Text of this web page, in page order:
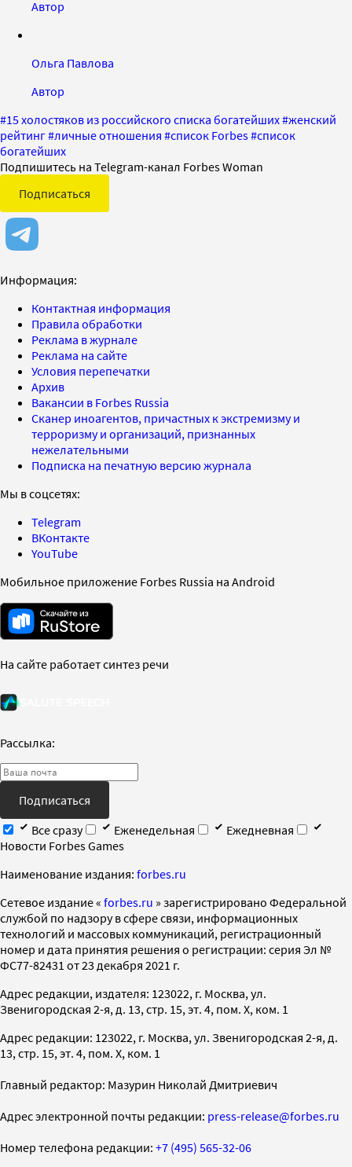
Автор
Ольга Павлова
Автор
#15 холостяков из российского списка богатейших#женский
рейтинг#личные отношения #список Forbes#список
богатейших
Подпишитесь на Telegram-канал Forbes Woman
Подписаться
Информация:
Контактная информация
Правила обработки
Реклама в журнале
Реклама на сайте
Условия перепечатки
Архив
Вакансии в Forbes Russia
Сканер иноагентов, причастных к экстремизму и
терроризму и организаций, признанных
нежелательными
Подписка на печатную версию журнала
Мы в соцсетях:
Telegram
ВКонтакте
YouTube
Мобильное приложение Forbes Russia на Android
На сайте работает синтез речи
Рассылка:
Подписаться
Все сразу
Еженедельная
Ежедневная
Новости Forbes Games
Наименование издания: forbes.ru
Cетевое издание « forbes.ru » зарегистрировано Федеральной
службой по надзору в сфере связи, информационных
технологий и массовых коммуникаций, регистрационный
номер и дата принятия решения о регистрации: серия Эл №
ФС77-82431 от 23 декабря 2021 г.
Адрес редакции, издателя: 123022, г. Москва, ул.
Звенигородская 2-я, д. 13, стр. 15, эт. 4, пом. X, ком. 1
Адрес редакции: 123022, г. Москва, ул. Звенигородская 2-я, д.
13, стр. 15, эт. 4, пом. X, ком. 1
Главный редактор: Мазурин Николай Дмитриевич
Адрес электронной почты редакции: press-release@forbes.ru
Номер телефона редакции: +7 (495) 565-32-06